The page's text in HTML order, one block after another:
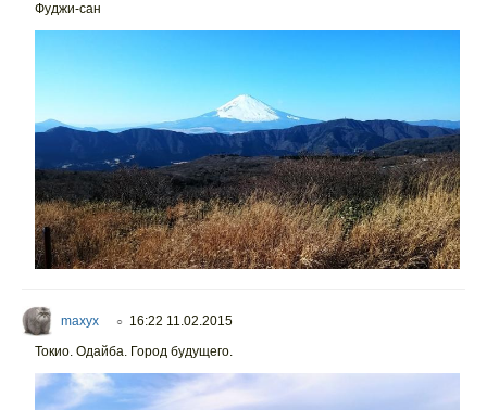
Фуджи-сан
maxyx ○ 16:22 11.02.2015
Токио. Одайба. Город будущего.